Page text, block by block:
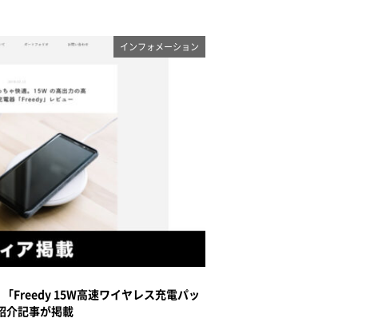
インフォメーション
「Freedy 15W高速ワイヤレス充電パッ
介記事が掲載